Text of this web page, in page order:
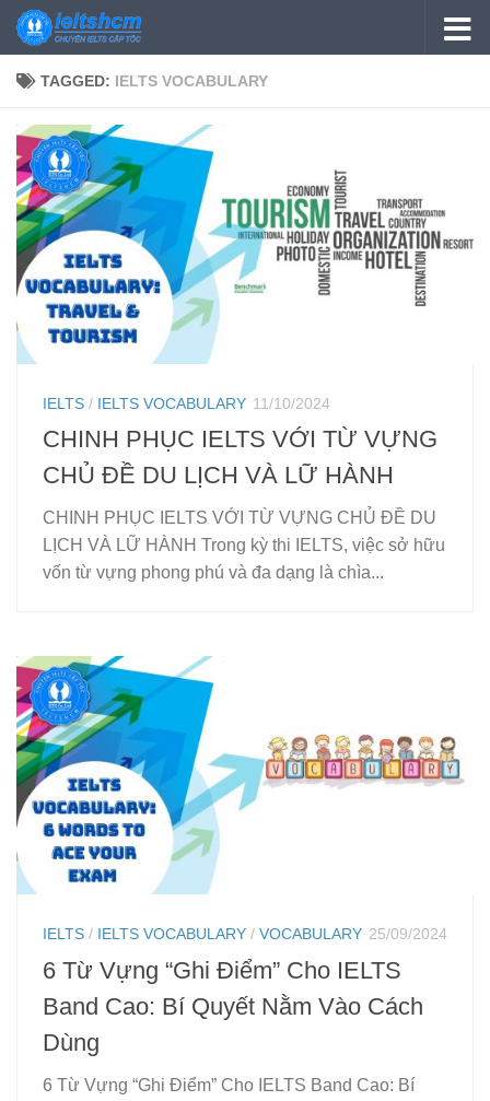
Skip to content
TAGGED: IELTS VOCABULARY
IELTS / IELTS VOCABULARY 11/10/2024
CHINH PHỤC IELTS VỚI TỪ VỰNG
CHỦ ĐỀ DU LỊCH VÀ LỮ HÀNH
CHINH PHỤC IELTS VỚI TỪ VỰNG CHỦ ĐỀ DU
LỊCH VÀ LỮ HÀNH Trong kỳ thi IELTS, việc sở hữu
vốn từ vựng phong phú và đa dạng là chìa...
IELTS / IELTS VOCABULARY / VOCABULARY 25/09/2024
6 Từ Vựng “Ghi Điểm” Cho IELTS
Band Cao: Bí Quyết Nằm Vào Cách
Dùng
6 Từ Vựng “Ghi Điểm” Cho IELTS Band Cao: Bí